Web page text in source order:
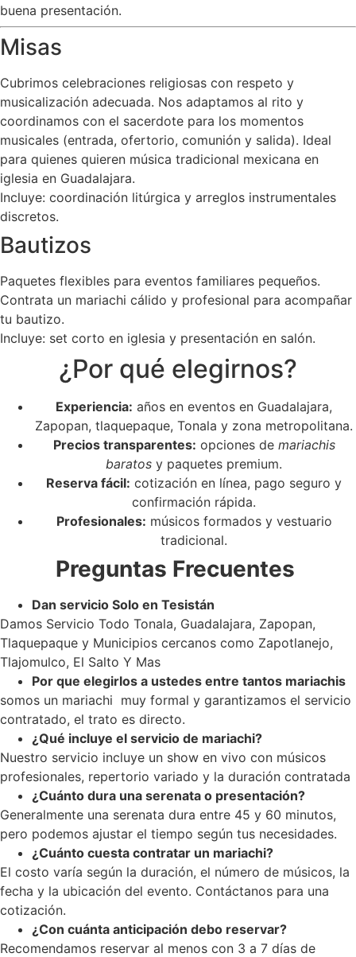
buena presentación.
Misas
Cubrimos celebraciones religiosas con respeto y
musicalización adecuada. Nos adaptamos al rito y
coordinamos con el sacerdote para los momentos
musicales (entrada, ofertorio, comunión y salida). Ideal
para quienes quieren música tradicional mexicana en
iglesia en Guadalajara.
Incluye: coordinación litúrgica y arreglos instrumentales
discretos.
Bautizos
Paquetes flexibles para eventos familiares pequeños.
Contrata un mariachi cálido y profesional para acompañar
tu bautizo.
Incluye: set corto en iglesia y presentación en salón.
¿Por qué elegirnos?
Experiencia: años en eventos en Guadalajara,
Zapopan, tlaquepaque, Tonala y zona metropolitana.
Precios transparentes: opciones de mariachis
baratos y paquetes premium.
Reserva fácil: cotización en línea, pago seguro y
confirmación rápida.
Profesionales: músicos formados y vestuario
tradicional.
Preguntas Frecuentes
Dan servicio Solo en Tesistán
Damos Servicio Todo Tonala, Guadalajara, Zapopan,
Tlaquepaque y Municipios cercanos como Zapotlanejo,
Tlajomulco, El Salto Y Mas
Por que elegirlos a ustedes entre tantos mariachis
somos un mariachi muy formal y garantizamos el servicio
contratado, el trato es directo.
¿Qué incluye el servicio de mariachi?
Nuestro servicio incluye un show en vivo con músicos
profesionales, repertorio variado y la duración contratada
¿Cuánto dura una serenata o presentación?
Generalmente una serenata dura entre 45 y 60 minutos,
pero podemos ajustar el tiempo según tus necesidades.
¿Cuánto cuesta contratar un mariachi?
El costo varía según la duración, el número de músicos, la
fecha y la ubicación del evento. Contáctanos para una
cotización.
¿Con cuánta anticipación debo reservar?
Recomendamos reservar al menos con 3 a 7 días de